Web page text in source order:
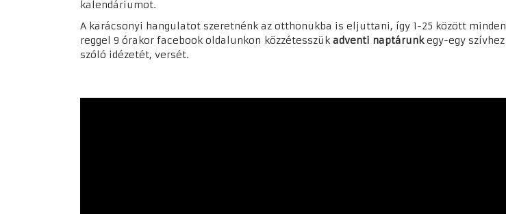
kalendáriumot.
A karácsonyi hangulatot szeretnénk az otthonukba is eljuttani, így 1-25 között minden
reggel 9 órakor facebook oldalunkon közzétesszük adventi naptárunkegy-egy szívhez
szóló idézetét, versét.